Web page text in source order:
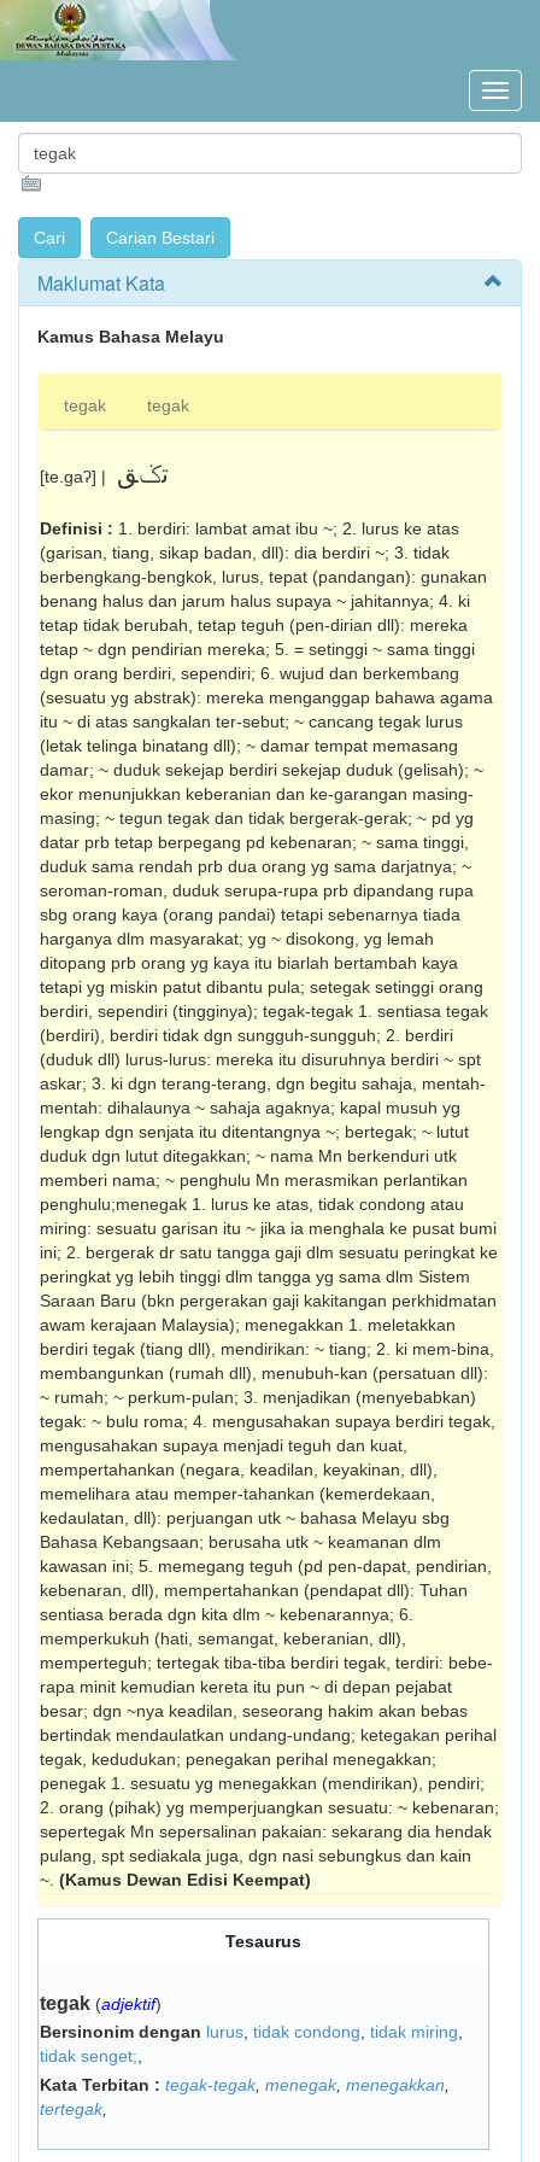
Maklumat Kata
Kamus Bahasa Melayu
tegak tegak
[te.gaʔ] | تݢق
Definisi : 1. berdiri: lambat amat ibu ~; 2. lurus ke atas
(garisan, tiang, sikap badan, dll): dia berdiri ~; 3. tidak
berbengkang-bengkok, lurus, tepat (pandangan): gunakan
benang halus dan jarum halus supaya ~ jahitannya; 4. ki
tetap tidak berubah, tetap teguh (pen-dirian dll): mereka
tetap ~ dgn pendirian mereka; 5. = setinggi ~ sama tinggi
dgn orang berdiri, sependiri; 6. wujud dan ber­kembang
(sesuatu yg abstrak): mereka meng­anggap bahawa agama
itu ~ di atas sang­kalan ter-sebut; ~ cancang tegak lurus
(letak telinga binatang dll); ~ damar tempat memasang
damar; ~ duduk sekejap berdiri sekejap duduk (gelisah); ~
ekor menunjukkan keberanian dan ke-garangan masing-
masing; ~ tegun tegak dan tidak bergerak-gerak; ~ pd yg
datar prb tetap berpegang pd ke­benar­an; ~ sama tinggi,
duduk sama rendah prb dua orang yg sama darjatnya; ~
seroman-roman, duduk serupa-rupa prb dipandang rupa
sbg orang kaya (orang pandai) tetapi sebenarnya tiada
harganya dlm masyarakat; yg ~ disokong, yg lemah
ditopang prb orang yg kaya itu biarlah bertambah kaya
tetapi yg miskin patut dibantu pula; setegak setinggi orang
berdiri, sependiri (tingginya); tegak-tegak 1. sentiasa tegak
(berdiri), berdiri tidak dgn sungguh-sungguh; 2. berdiri
(duduk dll) lurus-lurus: mereka itu disuruhnya berdiri ~ spt
askar; 3. ki dgn terang-terang, dgn begitu sahaja, mentah-
mentah: dihalaunya ~ sahaja agaknya; kapal musuh yg
lengkap dgn senjata itu ditentangnya ~; bertegak; ~ lutut
duduk dgn lutut ditegakkan; ~ nama Mn berkenduri utk
memberi nama; ~ penghulu Mn merasmikan perlantikan
peng­hulu;menegak 1. lurus ke atas, tidak condong atau
miring: sesuatu garisan itu ~ jika ia meng­hala ke pusat bumi
ini; 2. bergerak dr satu tangga gaji dlm sesuatu peringkat ke
pering­kat yg lebih tinggi dlm tangga yg sama dlm Sistem
Saraan Baru (bkn pergerakan gaji kakitangan perkhidmatan
awam kerajaan Malaysia); menegakkan 1. meletakkan
berdiri tegak (tiang dll), mendirikan: ~ tiang; 2. ki mem-bina,
membangunkan (rumah dll), menubuh-kan (persatuan dll):
~ rumah; ~ perkum-pulan; 3. menjadikan (menyebabkan)
tegak: ~ bulu roma; 4. mengusahakan supaya berdiri tegak,
mengusahakan supaya menjadi teguh dan kuat,
mempertahankan (negara, keadilan, keyakinan, dll),
memelihara atau memper-tahankan (kemerdekaan,
kedaulatan, dll): perjuangan utk ~ bahasa Melayu sbg
Bahasa Kebangsaan; berusaha utk ~ keamanan dlm
kawasan ini; 5. memegang teguh (pd pen-dapat, pendirian,
kebenaran, dll), mempertahankan (pendapat dll): Tuhan
sentiasa berada dgn kita dlm ~ kebenarannya; 6.
memperkukuh (hati, semangat, keberanian, dll),
memperteguh; tertegak tiba-tiba berdiri tegak, terdiri: bebe-
rapa minit kemudian kereta itu pun ~ di depan pejabat
besar; dgn ~nya keadilan, seseorang hakim akan bebas
bertindak mendaulatkan undang-undang; ketegakan perihal
tegak, kedudukan; penegakan perihal menegakkan;
penegak 1. sesuatu yg menegakkan (men­dirikan), pendiri;
2. orang (pihak) yg mem­perjuangkan sesuatu: ~ kebenaran;
sepertegak Mn sepersalinan pakaian: sekarang dia hendak
pulang, spt sediakala juga, dgn nasi sebungkus dan kain
~. (Kamus Dewan Edisi Keempat)
Tesaurus
tegak (adjektif)
Bersinonim dengan lurus tidak condong tidak miring
tidak senget;
Kata Terbitan : tegak-tegak, menegak, menegakkan
tertegak,